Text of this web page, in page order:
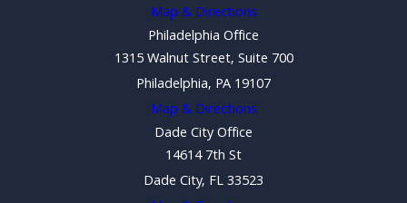
Map & Directions
Philadelphia Office
1315 Walnut Street, Suite 700
Philadelphia, PA 19107
Map & Directions
Dade City Office
14614 7th St
Dade City, FL 33523